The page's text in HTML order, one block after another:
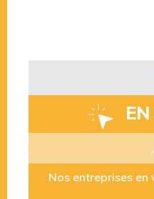
Les aides